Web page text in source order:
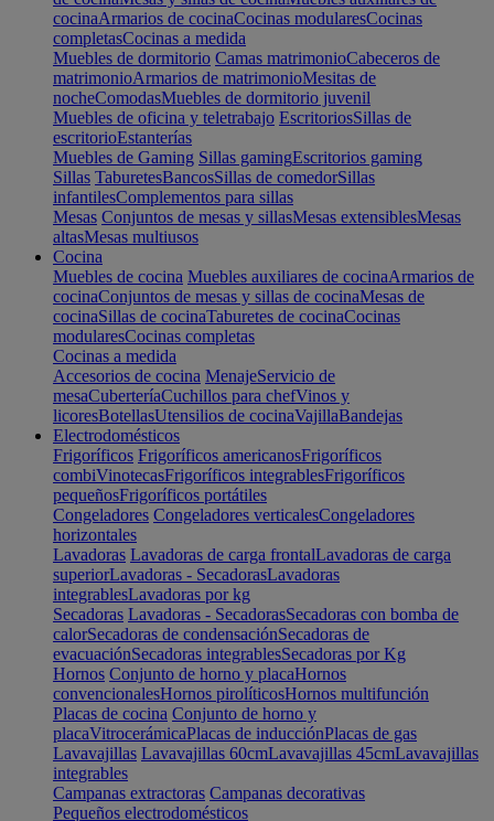
cocinaArmarios de cocinaCocinas modularesCocinas
completasCocinas a medida
Muebles de dormitorio Camas matrimonioCabeceros de
matrimonioArmarios de matrimonioMesitas de
nocheComodasMuebles de dormitorio juvenil
Muebles de oficina y teletrabajo EscritoriosSillas de
escritorioEstanterías
Muebles de Gaming Sillas gamingEscritorios gaming
Sillas TaburetesBancosSillas de comedorSillas
infantilesComplementos para sillas
Mesas Conjuntos de mesas y sillasMesas extensiblesMesas
altasMesas multiusos
Cocina
Muebles de cocina Muebles auxiliares de cocinaArmarios de
cocinaConjuntos de mesas y sillas de cocinaMesas de
cocinaSillas de cocinaTaburetes de cocinaCocinas
modularesCocinas completas
Cocinas a medida
Accesorios de cocina MenajeServicio de
mesaCuberteríaCuchillos para chefVinos y
licoresBotellasUtensilios de cocinaVajillaBandejas
Electrodomésticos
Frigoríficos Frigoríficos americanosFrigoríficos
combiVinotecasFrigoríficos integrablesFrigoríficos
pequeñosFrigoríficos portátiles
Congeladores Congeladores verticalesCongeladores
horizontales
Lavadoras Lavadoras de carga frontalLavadoras de carga
superiorLavadoras - SecadorasLavadoras
integrablesLavadoras por kg
Secadoras Lavadoras - SecadorasSecadoras con bomba de
calorSecadoras de condensaciónSecadoras de
evacuaciónSecadoras integrablesSecadoras por Kg
Hornos Conjunto de horno y placaHornos
convencionalesHornos pirolíticosHornos multifunción
Placas de cocina Conjunto de horno y
placaVitrocerámicaPlacas de inducciónPlacas de gas
Lavavajillas Lavavajillas 60cmLavavajillas 45cmLavavajillas
integrables
Campanas extractoras Campanas decorativas
Pequeños electrodomésticos